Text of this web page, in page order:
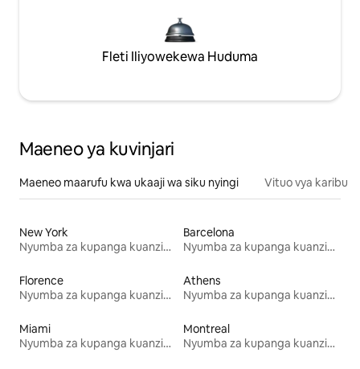
Fleti Iliyowekewa Huduma
Maeneo ya kuvinjari
Maeneo maarufu kwa ukaaji wa siku nyingi Vituo vya karibu
New York
Nyumba za kupanga kuanzia mwezi mmoja
Barcelona
Nyumba za kupanga kuanzia mwezi mmoja
Florence
Nyumba za kupanga kuanzia mwezi mmoja
Athens
Nyumba za kupanga kuanzia mwezi mmoja
Miami
Nyumba za kupanga kuanzia mwezi mmoja
Montreal
Nyumba za kupanga kuanzia mwezi mmoja